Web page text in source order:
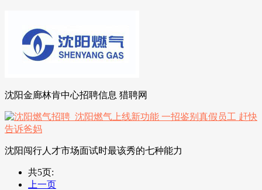
沈阳金廊林肯中心招聘信息 猎聘网
沈阳闯行人才市场面试时最该秀的七种能力
共5页:
上一页